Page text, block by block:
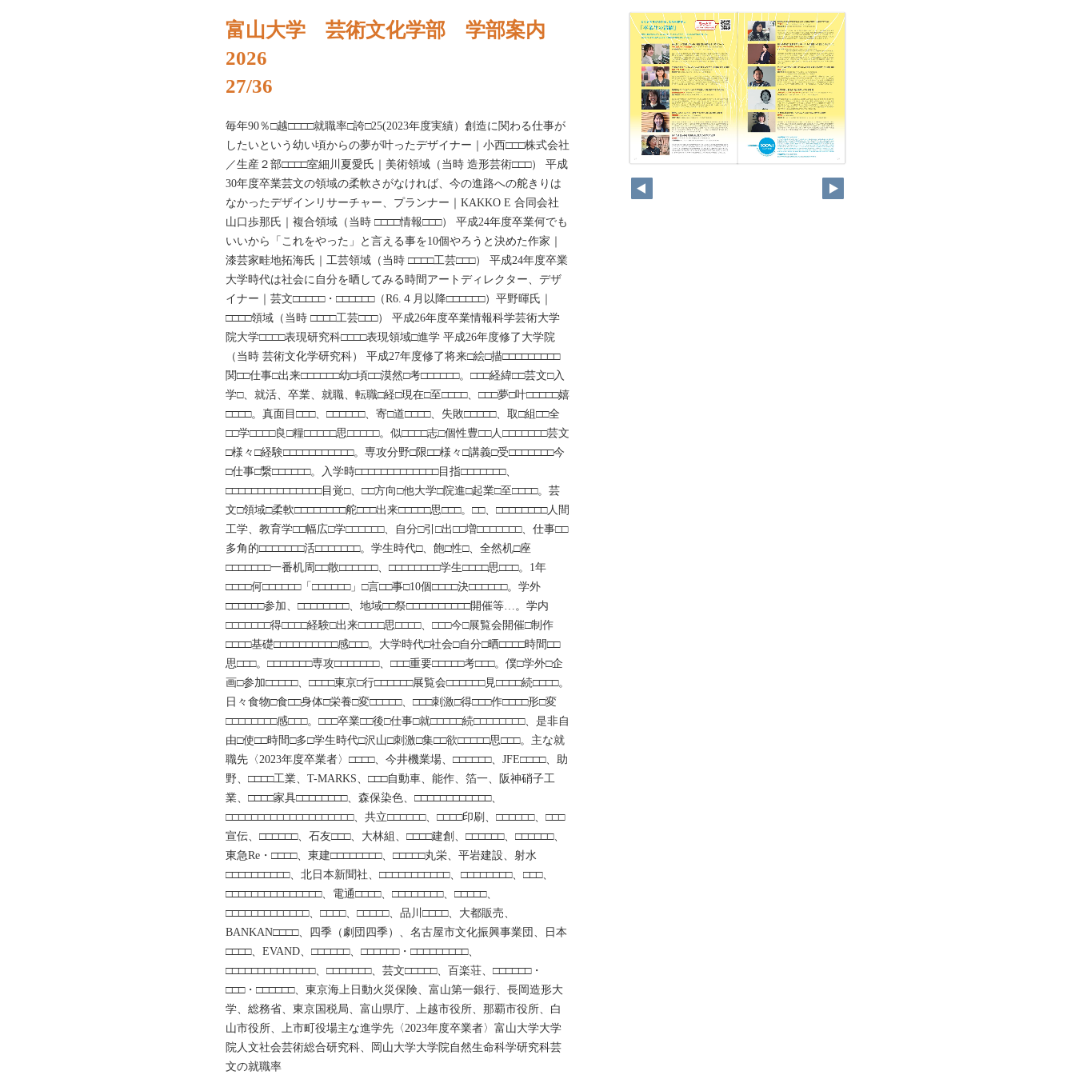
富山大学 芸術文化学部 学部案内
2026
27/36
毎年90％□越□□□□就職率□誇□25(2023年度実績）創造に関わる仕事が
したいという幼い頃からの夢が叶ったデザイナー｜小西□□□株式会社
／生産２部□□□□室細川夏愛氏｜美術領域（当時 造形芸術□□□） 平成
30年度卒業芸文の領域の柔軟さがなければ、今の進路への舵きりは
なかったデザインリサーチャー、プランナー｜KAKKO E 合同会社
山口歩那氏｜複合領域（当時 □□□□情報□□□） 平成24年度卒業何でも
いいから「これをやった」と言える事を10個やろうと決めた作家｜
漆芸家畦地拓海氏｜工芸領域（当時 □□□□工芸□□□） 平成24年度卒業
大学時代は社会に自分を晒してみる時間アートディレクター、デザ
イナー｜芸文□□□□□・□□□□□□（R6.４月以降□□□□□□）平野暉氏｜
□□□□領域（当時 □□□□工芸□□□） 平成26年度卒業情報科学芸術大学
院大学□□□□表現研究科□□□□表現領域□進学 平成26年度修了大学院
（当時 芸術文化学研究科） 平成27年度修了将来□絵□描□□□□□□□□□
関□□仕事□出来□□□□□□幼□頃□□漠然□考□□□□□□。□□□経緯□□芸文□入
学□、就活、卒業、就職、転職□経□現在□至□□□□、□□□夢□叶□□□□□嬉
□□□□。真面目□□□、□□□□□□、寄□道□□□□、失敗□□□□□、取□組□□全
□□学□□□□良□糧□□□□□思□□□□□。似□□□□志□個性豊□□人□□□□□□□芸文
□様々□経験□□□□□□□□□□□。専攻分野□限□□様々□講義□受□□□□□□□今
□仕事□繋□□□□□□。入学時□□□□□□□□□□□□□目指□□□□□□□、
□□□□□□□□□□□□□□□目覚□、□□方向□他大学□院進□起業□至□□□□。芸
文□領域□柔軟□□□□□□□□舵□□□出来□□□□□思□□□。□□、□□□□□□□□人間
工学、教育学□□幅広□学□□□□□□、自分□引□出□□増□□□□□□□、仕事□□
多角的□□□□□□□活□□□□□□□。学生時代□、飽□性□、全然机□座
□□□□□□□一番机周□□散□□□□□□、□□□□□□□□学生□□□□思□□□。1年
□□□□何□□□□□□「□□□□□□」□言□□事□10個□□□□決□□□□□□。学外
□□□□□□参加、□□□□□□□□、地域□□祭□□□□□□□□□□開催等…。学内
□□□□□□□得□□□□経験□出来□□□□思□□□□、□□□今□展覧会開催□制作
□□□□基礎□□□□□□□□□□感□□□。大学時代□社会□自分□晒□□□□時間□□
思□□□。□□□□□□□専攻□□□□□□□、□□□重要□□□□□考□□□。僕□学外□企
画□参加□□□□□、□□□□東京□行□□□□□□展覧会□□□□□□見□□□□続□□□□。
日々食物□食□□身体□栄養□変□□□□□、□□□刺激□得□□□作□□□□形□変
□□□□□□□□感□□□。□□□卒業□□後□仕事□就□□□□□続□□□□□□□□、是非自
由□使□□時間□多□学生時代□沢山□刺激□集□□欲□□□□□思□□□。主な就
職先〈2023年度卒業者〉□□□□、今井機業場、□□□□□□、JFE□□□□、助
野、□□□□工業、T-MARKS、□□□自動車、能作、箔一、阪神硝子工
業、□□□□家具□□□□□□□□、森保染色、□□□□□□□□□□□□、
□□□□□□□□□□□□□□□□□□□□、共立□□□□□□、□□□□印刷、□□□□□□、□□□
宣伝、□□□□□□、石友□□□、大林組、□□□□建創、□□□□□□、□□□□□□、
東急Re・□□□□、東建□□□□□□□□、□□□□□丸栄、平岩建設、射水
□□□□□□□□□□、北日本新聞社、□□□□□□□□□□□、□□□□□□□□、□□□、
□□□□□□□□□□□□□□□、電通□□□□、□□□□□□□□、□□□□□、
□□□□□□□□□□□□□、□□□□、□□□□□、品川□□□□、大都販売、
BANKAN□□□□、四季（劇団四季）、名古屋市文化振興事業団、日本
□□□□、EVAND、□□□□□□、□□□□□□・□□□□□□□□□、
□□□□□□□□□□□□□□、□□□□□□□、芸文□□□□□、百楽荘、□□□□□□・
□□□・□□□□□□、東京海上日動火災保険、富山第一銀行、長岡造形大
学、総務省、東京国税局、富山県庁、上越市役所、那覇市役所、白
山市役所、上市町役場主な進学先〈2023年度卒業者〉富山大学大学
院人文社会芸術総合研究科、岡山大学大学院自然生命科学研究科芸
文の就職率